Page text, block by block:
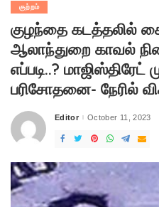
குற்றம்
குழந்தை கடத்தலில்
ஆலாந்துறை காவல்
எப்படி..? மாஜிஸ்திரேட்
பரிசோதனை- நேரில்
Posted
Editor October 11, 2023